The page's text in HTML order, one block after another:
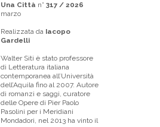
Una Città n° 317 / 2026
marzo
Realizzata da Iacopo
Gardelli
Walter Siti è stato professore
di Letteratura italiana
contemporanea all’Università
dell’Aquila fino al 2007. Autore
di romanzi e saggi, curatore
delle Opere di Pier Paolo
Pasolini per i Meridiani
Mondadori, nel 2013 ha vinto il